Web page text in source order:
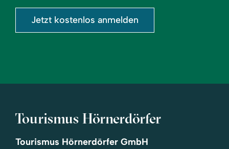
Jetzt kostenlos anmelden
Tourismus Hörnerdörfer
Tourismus Hörnerdörfer GmbH